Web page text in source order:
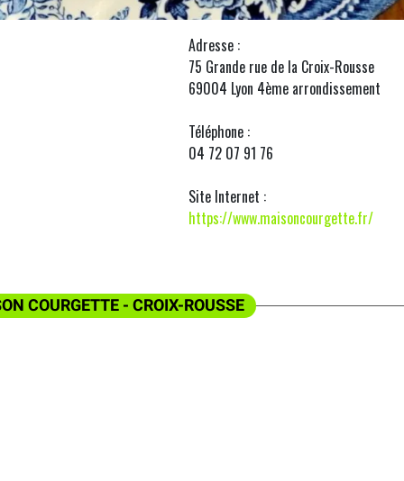
Adresse :
75 Grande rue de la Croix-Rousse
69004 Lyon 4ème arrondissement
Téléphone :
04 72 07 91 76
Site Internet :
https://www.maisoncourgette.fr/
COURGETTE - CROIX-ROUSSE